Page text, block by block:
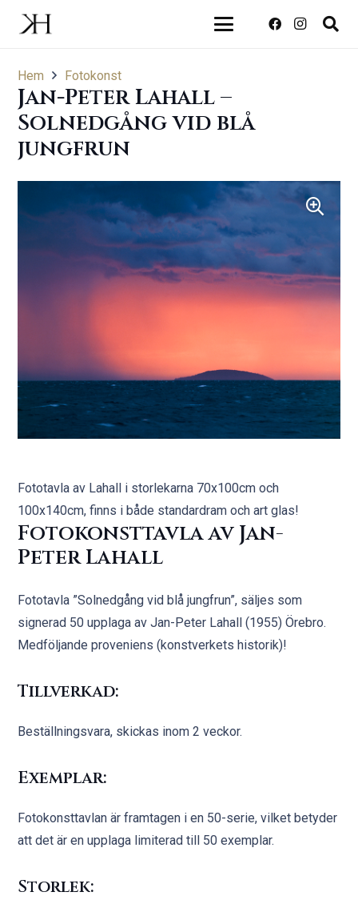
Hem Fotokonst
Jan-Peter Lahall –
Solnedgång vid blå
jungfrun
Fototavla av Lahall i storlekarna 70x100cm och
100x140cm, finns i både standardram och art glas!
Fotokonsttavla av Jan-
Peter Lahall
Fototavla ”Solnedgång vid blå jungfrun”, säljes som
signerad 50 upplaga av Jan-Peter Lahall (1955) Örebro.
Medföljande proveniens (konstverkets historik)!
Tillverkad:
Beställningsvara, skickas inom 2 veckor.
Exemplar:
Fotokonsttavlan är framtagen i en 50-serie, vilket betyder
att det är en upplaga limiterad till 50 exemplar.
Storlek: